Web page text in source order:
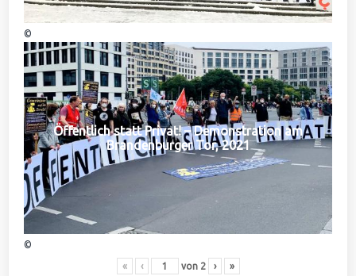
©
Öffentlich statt Privat! – Demonstration am
Brandenburger Tor, 2021
©
« ‹ von 2 › »